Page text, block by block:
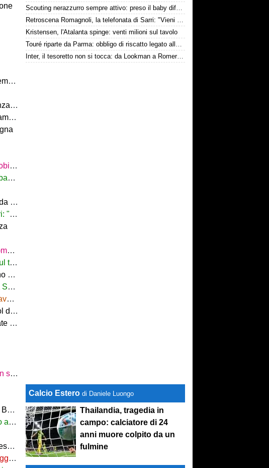
A
vista
Scouting nerazzurro sempre attivo: preso il baby difensore 2010 Levačić
Retroscena Romagnoli, la telefonata di Sarri: "Vieni con me a Bergamo"
Kristensen, l'Atalanta spinge: venti milioni sul tavolo
Touré riparte da Parma: obbligo di riscatto legato alla salvezza
Inter, il tesoretto non si tocca: da Lookman a Romero, un anno di rinunce
Calcio Estero di Daniele Luongo
Thailandia, tragedia in
campo: calciatore di 24
anni muore colpito da un
fulmine